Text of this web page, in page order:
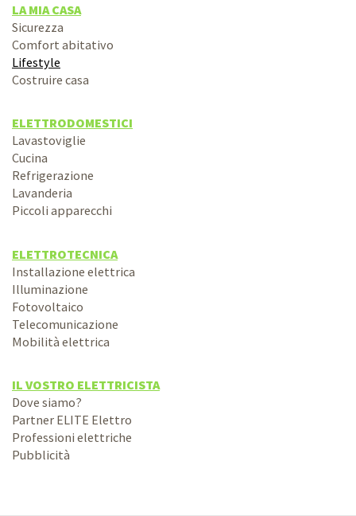
LA MIA CASA
Sicurezza
Comfort abitativo
Lifestyle
Costruire casa
ELETTRODOMESTICI
Lavastoviglie
Cucina
Refrigerazione
Lavanderia
Piccoli apparecchi
ELETTROTECNICA
Installazione elettrica
Illuminazione
Fotovoltaico
Telecomunicazione
Mobilità elettrica
IL VOSTRO ELETTRICISTA
Dove siamo?
Partner ELITE Elettro
Professioni elettriche
Pubblicità